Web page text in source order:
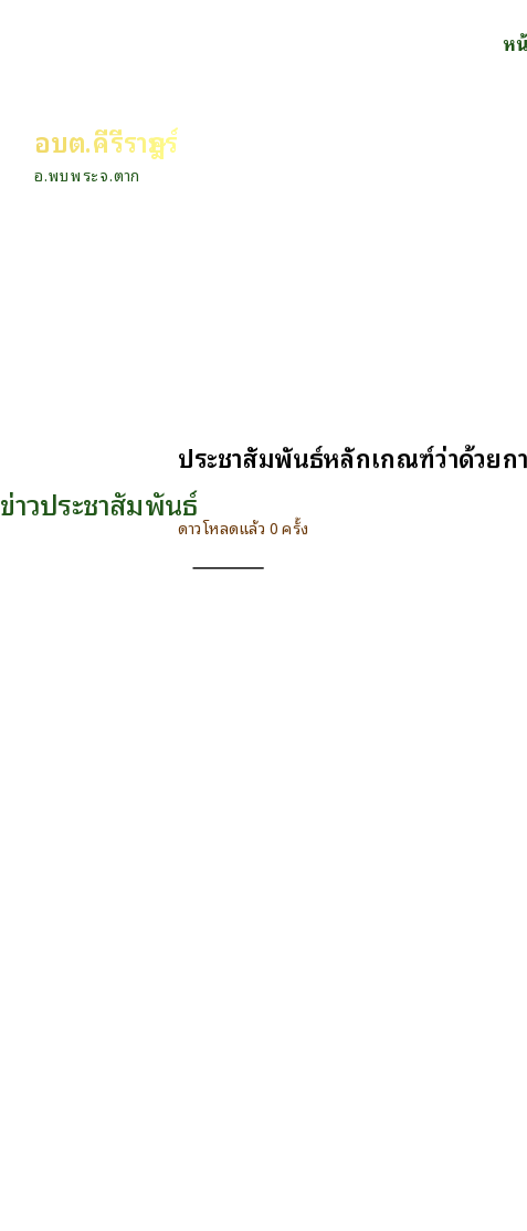
อบต.คีรีราษฎร์
อ.พบพระ จ.ตาก
ห
ข่าวประชาสัมพันธ์
ประชาสัมพันธ์หลักเกณฑ์ว่าด้วยก
ดาวโหลดแล้ว 0 ครั้ง